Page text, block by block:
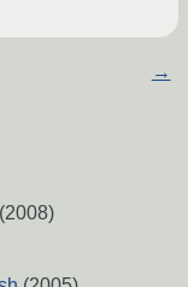
→
(2008)